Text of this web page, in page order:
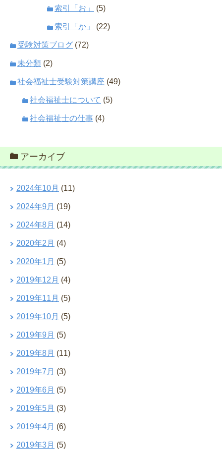
索引「お」 (5)
索引「か」 (22)
受験対策ブログ (72)
未分類 (2)
社会福祉士受験対策講座 (49)
社会福祉士について (5)
社会福祉士の仕事 (4)
アーカイブ
2024年10月 (11)
2024年9月 (19)
2024年8月 (14)
2020年2月 (4)
2020年1月 (5)
2019年12月 (4)
2019年11月 (5)
2019年10月 (5)
2019年9月 (5)
2019年8月 (11)
2019年7月 (3)
2019年6月 (5)
2019年5月 (3)
2019年4月 (6)
2019年3月 (5)